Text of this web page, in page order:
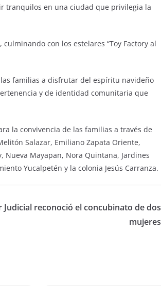
tranquilos en una ciudad que privilegia la
con los estelares “Toy Factory al
familias a disfrutar del espíritu navideño
y de identidad comunitaria que
la convivencia de las familias a través de
Salazar, Emiliano Zapata Oriente,
Nueva Mayapan, Nora Quintana, Jardines
Yucalpetén y la colonia Jesús Carranza.
Judicial reconoció el concubinato de dos
mujeres